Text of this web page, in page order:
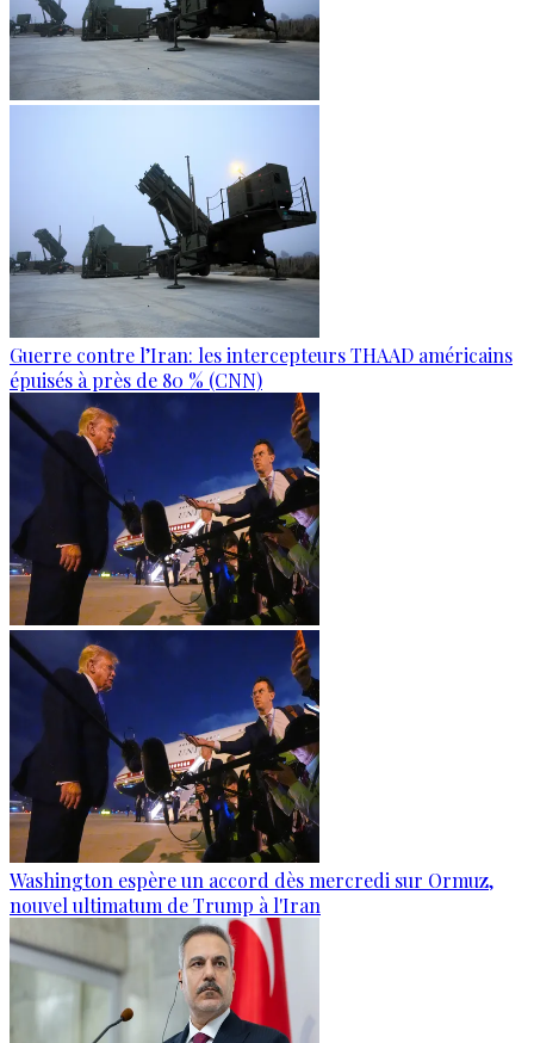
Guerre contre l’Iran: les intercepteurs THAAD américains
épuisés à près de 80 % (CNN)
Washington espère un accord dès mercredi sur Ormuz,
nouvel ultimatum de Trump à l'Iran